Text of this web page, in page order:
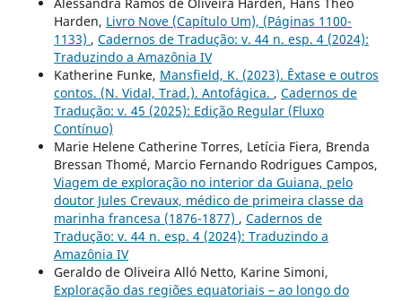
Alessandra Ramos de Oliveira Harden, Hans Theo
Harden, Livro Nove (Capítulo Um), (Páginas 1100-
1133) , Cadernos de Tradução: v. 44 n. esp. 4 (2024):
Traduzindo a Amazônia IV
Katherine Funke, Mansfield, K. (2023). Êxtase e outros
contos. (N. Vidal, Trad.). Antofágica. , Cadernos de
Tradução: v. 45 (2025): Edição Regular (Fluxo
Contínuo)
Marie Helene Catherine Torres, Letícia Fiera, Brenda
Bressan Thomé, Marcio Fernando Rodrigues Campos,
Viagem de exploração no interior da Guiana, pelo
doutor Jules Crevaux, médico de primeira classe da
marinha francesa (1876-1877) , Cadernos de
Tradução: v. 44 n. esp. 4 (2024): Traduzindo a
Amazônia IV
Geraldo de Oliveira Alló Netto, Karine Simoni,
Exploração das regiões equatoriais – ao longo do